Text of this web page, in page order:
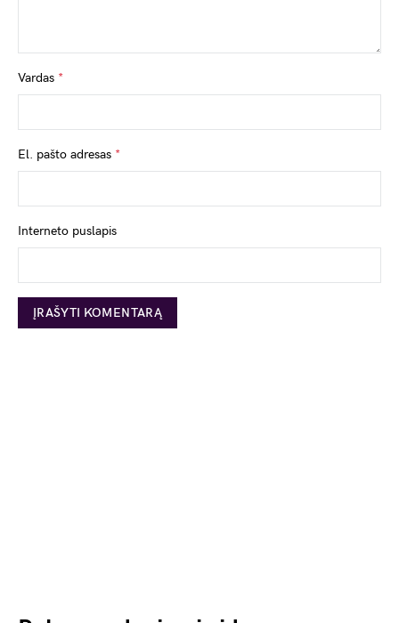
Vardas *
El. pašto adresas *
Interneto puslapis